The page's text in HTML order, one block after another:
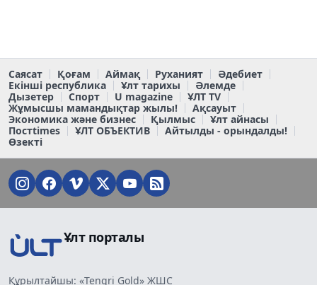
Саясат Қоғам Аймақ Руханият
Әдебиет
Екінші республика
Ұлт тарихы
Әлемде
Дызетер
Спорт U magazine
ҰЛТ TV
Жұмысшы мамандықтар жылы!
Ақсауыт
Экономика және бизнес
Қылмыс
Ұлт айнасы
Постtimes
ҰЛТ ОБЪЕКТИВ
Айтылды - орындалды!
Өзекті
Ұлт порталы
Құрылтайшы: «Tengri Gold» ЖШС